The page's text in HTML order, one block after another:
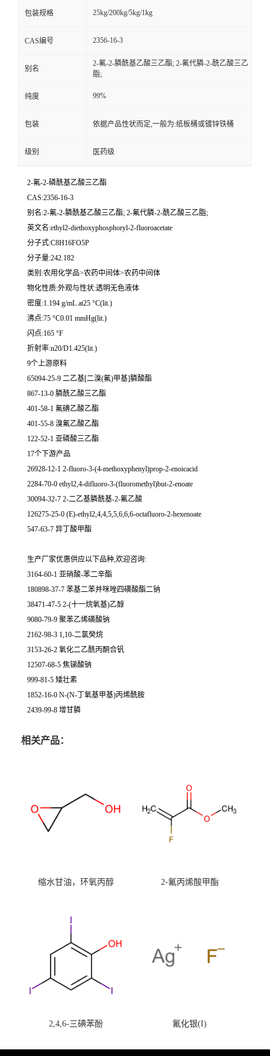
包装规格 25kg/200kg/5kg/1kg
CAS编号 2356-16-3
别名
2-氟-2-膦酰基乙酸三乙酯; 2-氟代膦-2-酰乙酸三乙
脂;
纯度 99%
包装 依据产品性状而定,一般为:纸板桶或镀锌铁桶
级别 医药级
2-氟-2-磷酰基乙酸三乙酯
CAS:2356-16-3
别名:2-氟-2-膦酰基乙酸三乙酯; 2-氟代膦-2-酰乙酸三乙脂;
英文名:ethyl2-diethoxyphosphoryl-2-fluoroacetate
分子式:C8H16FO5P
分子量:242.182
类别:农用化学品>农药中间体>农药中间体
物化性质:外观与性状:透明无色液体
密度:1.194 g/mL at25 °C(lit.)
沸点:75 °C0.01 mmHg(lit.)
闪点:165 °F
折射率:n20/D1.425(lit.)
9个上游原料
65094-25-9 二乙基[二溴(氟)甲基]膦酸酯
867-13-0 膦酰乙酸三乙酯
401-58-1 氟碘乙酸乙酯
401-55-8 溴氟乙酸乙酯
122-52-1 亚磷酸三乙酯
17个下游产品
26928-12-1 2-fluoro-3-(4-methoxyphenyl)prop-2-enoicacid
2284-70-0 ethyl2,4-difluoro-3-(fluoromethyl)but-2-enoate
30094-32-7 2-二乙基膦酰基-2-氟乙酸
126275-25-0 (E)-ethyl2,4,4,5,5,6,6,6-octafluoro-2-hexenoate
547-63-7 异丁酸甲酯
生产厂家优惠供应以下品种,欢迎咨询:
3164-60-1 亚硝酸-苯二辛酯
180898-37-7 苯基二苯并咪唑四磺酸酯二钠
38471-47-5 2-(十一烷氧基)乙醇
9080-79-9 聚苯乙烯磺酸钠
2162-98-3 1,10-二氯癸烷
3153-26-2 氧化二乙酰丙酮合钒
12507-68-5 焦锑酸钠
999-81-5 矮壮素
1852-16-0 N-(N-丁氧基甲基)丙烯酰胺
2439-99-8 增甘膦
相关产品：
缩水甘油，环氧丙醇 2-氟丙烯酸甲酯
2,4,6-三碘苯酚 氟化银(I)